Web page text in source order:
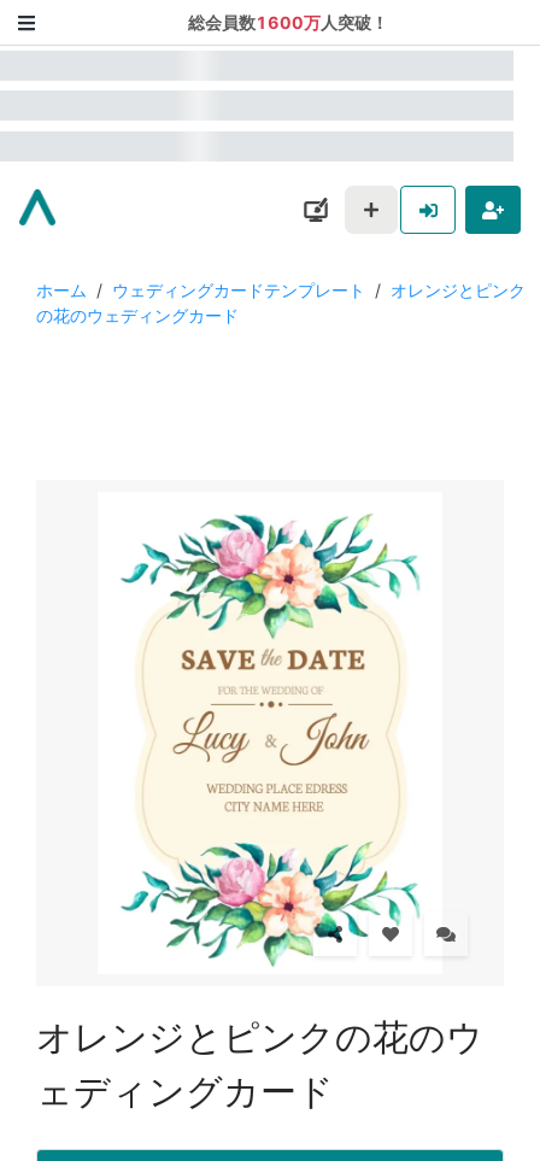
総会員数1600万人突破！
ホーム / ウェディングカードテンプレート / オレンジとピンク
の花のウェディングカード
オレンジとピンクの花のウ
ェディングカード